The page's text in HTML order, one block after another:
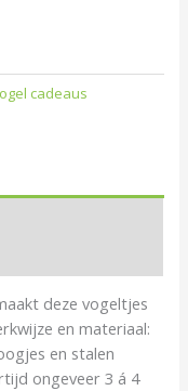
cadeaus
deze vogeltjes
en materiaal:
en stalen
ongeveer 3 á 4